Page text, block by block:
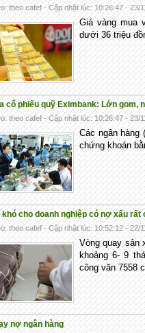
theo cafef - Cập nhật lúc: 10:26:47 - 23/
Giá vàng mua
dưới 36 triệu
cổ phiếu quỹ Eximbank: Lớn gom,
theo cafef - Cập nhật lúc: 10:26:47 - 23/
Các ngân hàng
chứng khoán
khó cho doanh nghiệp có nợ xấu rất
theo cafef - Cập nhật lúc: 10:52:12 - 22/
Vòng quay sản
khoảng 6- 9
công văn 7558
nợ ngân hàng